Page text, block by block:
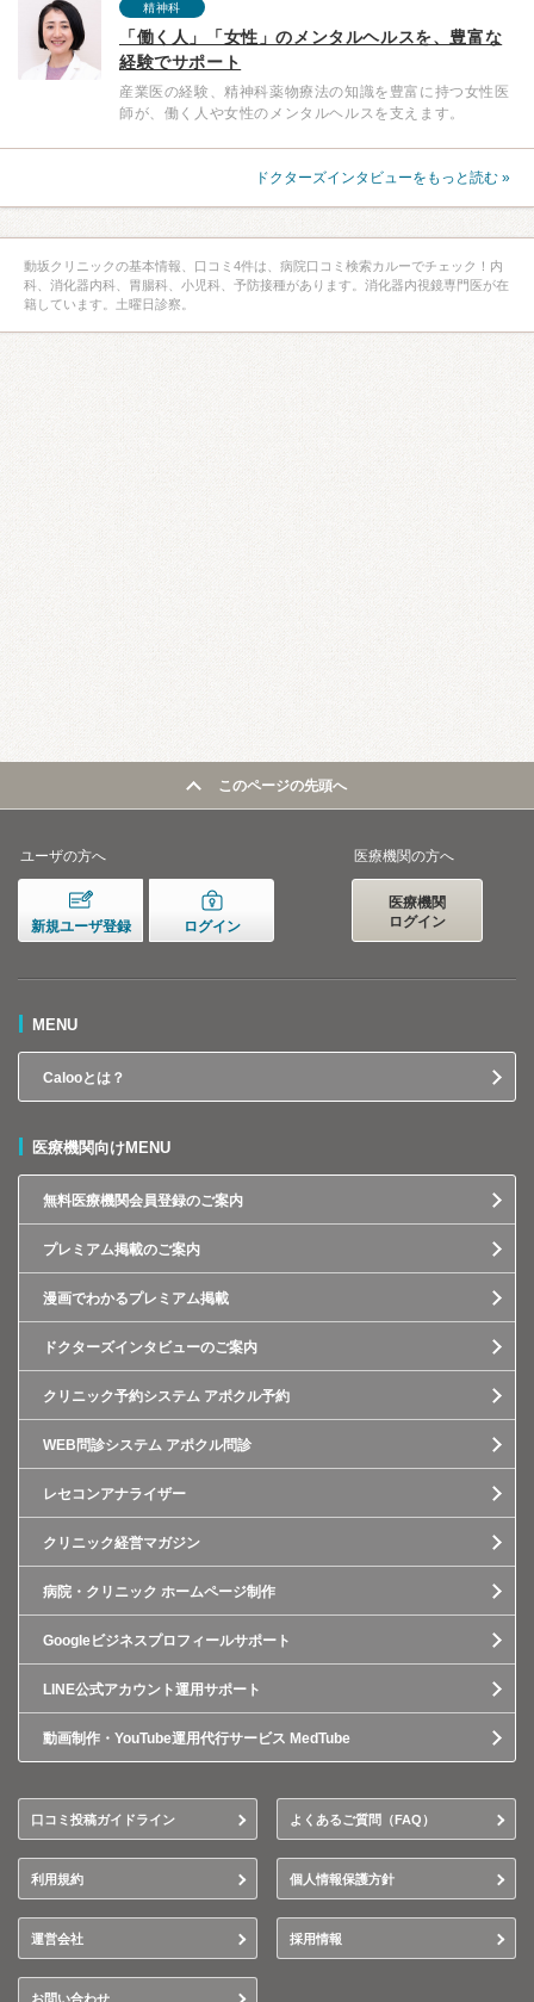
精神科
「働く人」「女性」のメンタルヘルスを、豊富な
経験でサポート
産業医の経験、精神科薬物療法の知識を豊富に持つ女性医
師が、働く人や女性のメンタルヘルスを支えます。
ドクターズインタビューをもっと読む »
動坂クリニックの基本情報、口コミ4件は、病院口コミ検索カルーでチェック！内
科、消化器内科、胃腸科、小児科、予防接種があります。消化器内視鏡専門医が在
籍しています。土曜日診察。
このページの先頭へ
ユーザの方へ
新規ユーザ登録 ログイン
医療機関の方へ
医療機関
ログイン
MENU
Calooとは？
医療機関向けMENU
無料医療機関会員登録のご案内
プレミアム掲載のご案内
漫画でわかるプレミアム掲載
ドクターズインタビューのご案内
クリニック予約システム アポクル予約
WEB問診システム アポクル問診
レセコンアナライザー
クリニック経営マガジン
病院・クリニック ホームページ制作
Googleビジネスプロフィールサポート
LINE公式アカウント運用サポート
動画制作・YouTube運用代行サービス MedTube
口コミ投稿ガイドライン よくあるご質問（FAQ）
利用規約 個人情報保護方針
運営会社 採用情報
お問い合わせ